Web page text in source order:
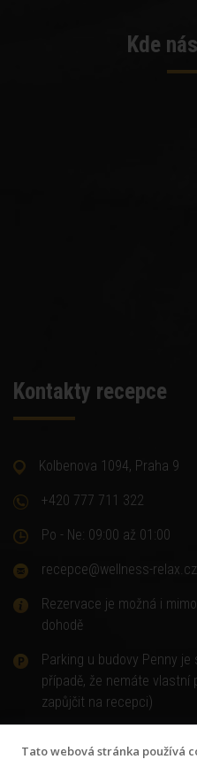
Kde
Kontakty recepce
Kolbenova 1094, Praha 9
+420 777 711 322
Po - Ne: 09:00 až 01:00
recepce@wellness-relax.cz
Rezervace je možná i
dohodě
Parking u budovy Penny
případě, že nemáte vlastní
zapůjčit na recepci)
Tato webová stránka používá